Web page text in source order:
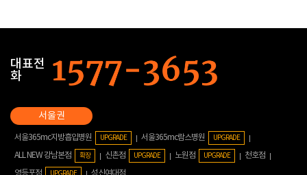
대표전
화
서울365mc지방흡입병원 UPGRADE 서울365mc람스병원 UPGRADE
ALL NEW 강남본점 확장 신촌점 UPGRADE 노원점 UPGRADE
천호점
영등포점
성신여대점